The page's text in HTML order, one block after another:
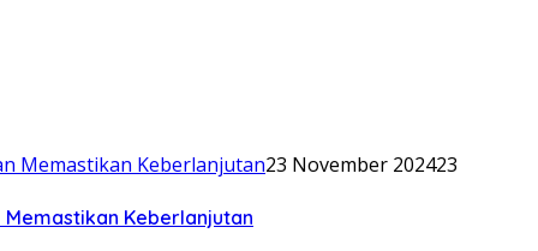
23 November 202423
Memastikan Keberlanjutan